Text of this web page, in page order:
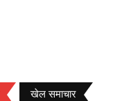
खेल समाचार